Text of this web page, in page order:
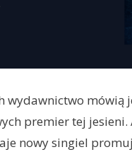
wydawnictwo mówią
premier tej
nowy singiel